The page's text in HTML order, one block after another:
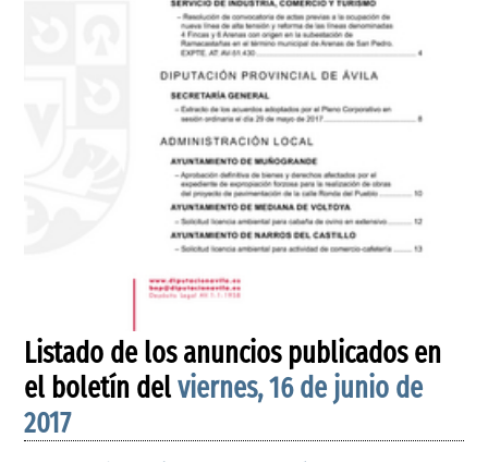
Listado de los anuncios publicados en
el boletín delviernes, 16 de junio de
2017